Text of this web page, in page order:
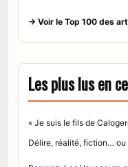
→ Voir le Top 100 des
Les plus lus en
« Je suis le fils de
Délire, réalité, fiction…